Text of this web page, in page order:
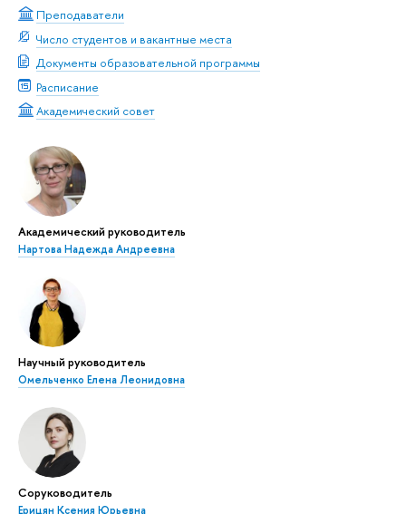
Преподаватели
Число студентов и вакантные места
Документы образовательной программы
Расписание
Академический совет
Академический руководитель
Нартова Надежда Андреевна
Научный руководитель
Омельченко Елена Леонидовна
Соруководитель
Ерицян Ксения Юрьевна